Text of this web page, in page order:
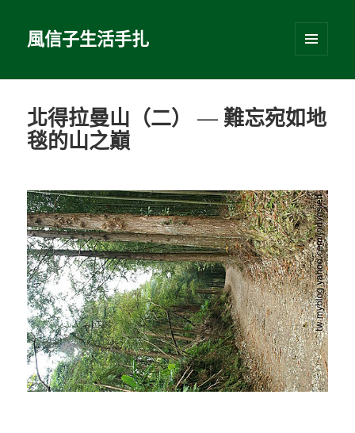
風信子生活手扎
小工具
北得拉曼山（二） — 難忘宛如地
毯的山之巔